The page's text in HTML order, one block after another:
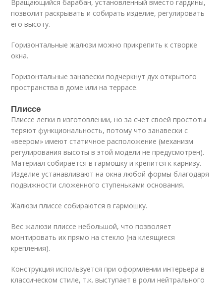
Вращающийся барабан, установленный вместо гардины,
позволит раскрывать и собирать изделие, регулировать
его высоту.
Горизонтальные жалюзи можно прикрепить к створке
окна.
Горизонтальные занавески подчеркнут дух открытого
пространства в доме или на террасе.
Плиссе
Плиссе легки в изготовлении, но за счет своей простоты
теряют функциональность, потому что занавески с
«веером» имеют статичное расположение (механизм
регулирования высоты в этой модели не предусмотрен).
Материал собирается в гармошку и крепится к карнизу.
Изделие устанавливают на окна любой формы благодаря
подвижности сложенного ступеньками основания.
Жалюзи плиссе собираются в гармошку.
Вес жалюзи плиссе небольшой, что позволяет
монтировать их прямо на стекло (на клеящиеся
крепления).
Конструкция используется при оформлении интерьера в
классическом стиле, т.к. выступает в роли нейтрального